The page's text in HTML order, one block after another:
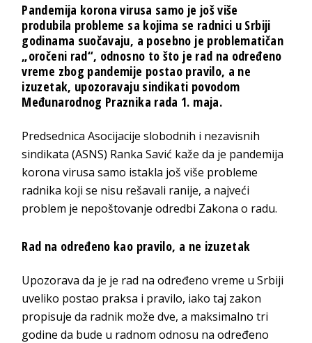
Pandemija korona virusa samo je još više
produbila probleme sa kojima se radnici u Srbiji
godinama suočavaju, a posebno je problematičan
„oročeni rad“, odnosno to što je rad na određeno
vreme zbog pandemije postao pravilo, a ne
izuzetak, upozoravaju sindikati povodom
Međunarodnog Praznika rada 1. maja.
Predsednica Asocijacije slobodnih i nezavisnih
sindikata (ASNS) Ranka Savić kaže da je pandemija
korona virusa samo istakla još više probleme
radnika koji se nisu rešavali ranije, a najveći
problem je nepoštovanje odredbi Zakona o radu.
Rad na određeno kao pravilo, a ne izuzetak
Upozorava da je je rad na određeno vreme u Srbiji
uveliko postao praksa i pravilo, iako taj zakon
propisuje da radnik može dve, a maksimalno tri
godine da bude u radnom odnosu na određeno